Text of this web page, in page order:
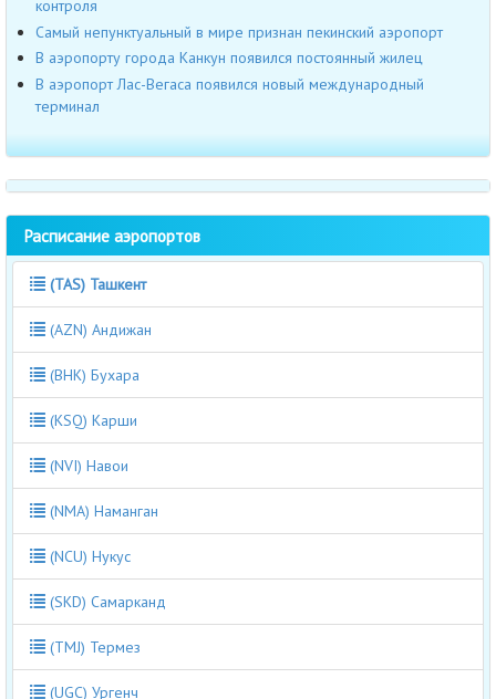
контроля
Cамый непунктуальный в мире признан пекинский аэропорт
В аэропорту города Канкун появился постоянный жилец
В аэропорт Лас-Вегаса появился новый международный
терминал
Расписание аэропортов
(TAS) Ташкент
(AZN) Андижан
(BHK) Бухара
(KSQ) Карши
(NVI) Навои
(NMA) Наманган
(NCU) Нукус
(SKD) Самарканд
(TMJ) Термез
(UGC) Ургенч